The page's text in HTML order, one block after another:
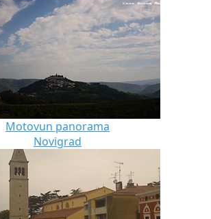
Motovun panorama
Novigrad